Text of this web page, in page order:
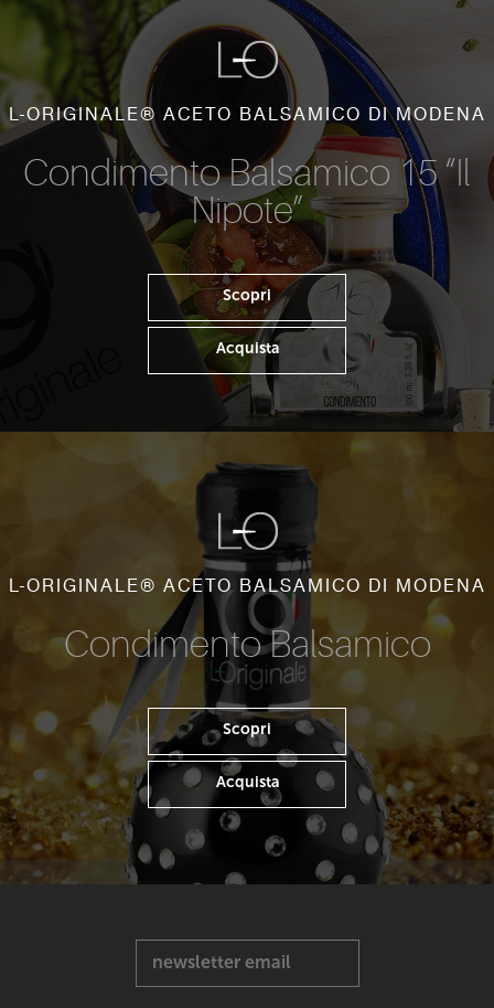
L-ORIGINALE® ACETO BALSAMICO DI MODENA
Condimento Balsamico 15 “Il
Nipote”
Scopri
Acquista
L-ORIGINALE® ACETO BALSAMICO DI MODENA
Condimento Balsamico
Scopri
Acquista
newsletter email